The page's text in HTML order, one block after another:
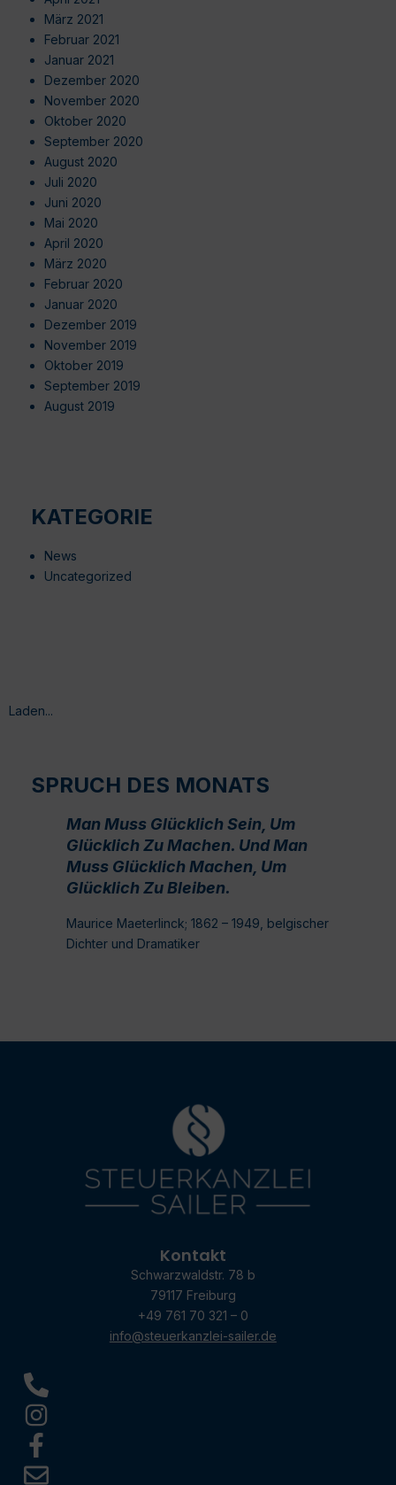
März 2021
Februar 2021
Januar 2021
Dezember 2020
November 2020
Oktober 2020
September 2020
August 2020
Juli 2020
Juni 2020
Mai 2020
April 2020
März 2020
Februar 2020
Januar 2020
Dezember 2019
November 2019
Oktober 2019
September 2019
August 2019
KATEGORIE
News
Uncategorized
Laden...
SPRUCH DES MONATS
Man Muss Glücklich Sein, Um
Glücklich Zu Machen. Und Man
Muss Glücklich Machen, Um
Glücklich Zu Bleiben.
Maurice Maeterlinck; 1862 – 1949, belgischer
Dichter und Dramatiker
Kontakt
Schwarzwaldstr. 78 b
79117 Freiburg
+49 761 70 321 – 0
info@steuerkanzlei-sailer.de